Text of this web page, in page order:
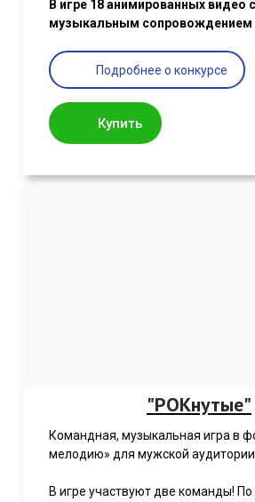
В игре 18 анимированных видео
музыкальным сопровождением
Подробнее о конкурсе
Купить
"РОКнутые"
Командная, музыкальная игра в
мелодию» для мужской
В игре участвуют две команды!